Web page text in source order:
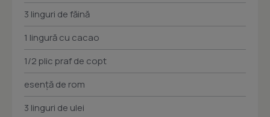
3 linguri de făină
1 lingură cu cacao
1/2 plic praf de copt
esenţă de rom
3 linguri de ulei